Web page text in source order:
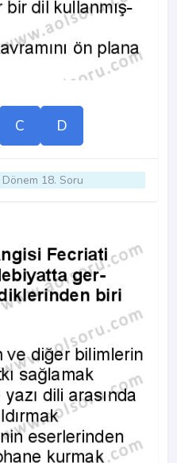
C D
Dönem 18. Soru